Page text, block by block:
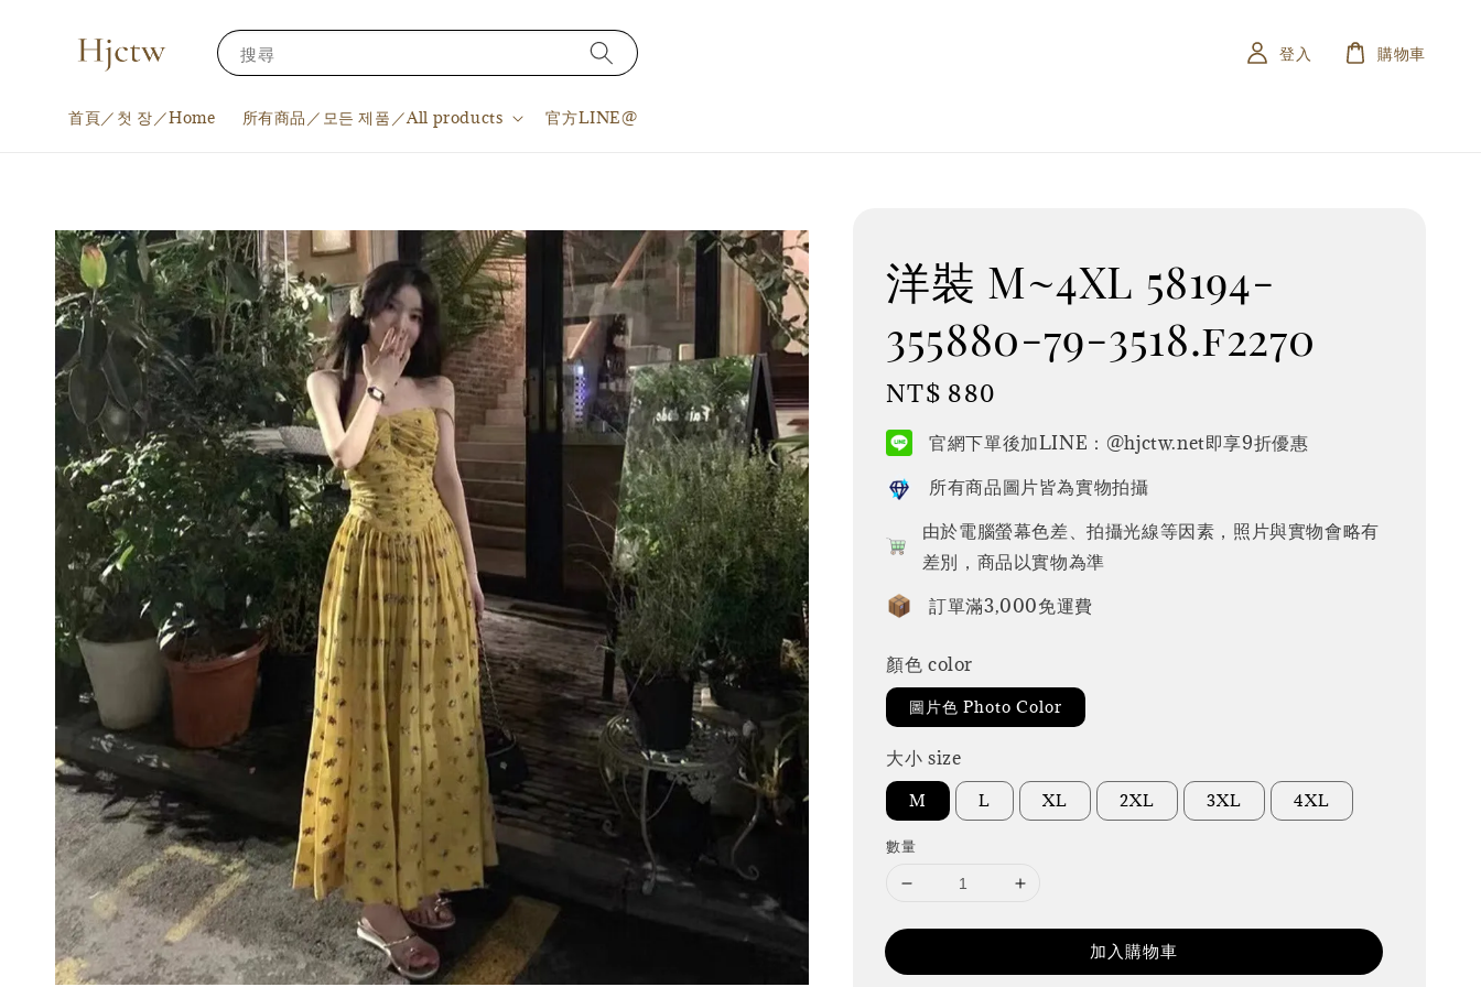
搜尋
首頁／첫 장／Home 所有商品／모든 제품／All products 官方LINE@
登入 購物車
洋裝 M~4XL 58194-
355880-79-3518.f2270
Regular
price
NT$ 880
官網下單後加LINE：@hjctw.net即享9折優惠
所有商品圖片皆為實物拍攝
由於電腦螢幕色差、拍攝光線等因素，照片與實物會略有
差別，商品以實物為準
訂單滿3,000免運費
顏色 color
圖片色 Photo Color
大小 size
M L XL 2XL 3XL 4XL
數量
加入購物車